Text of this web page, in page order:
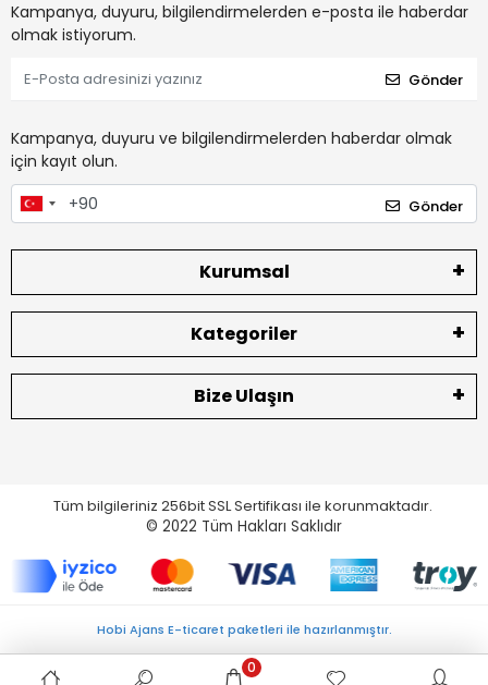
Kampanya, duyuru, bilgilendirmelerden e-posta ile haberdar
olmak istiyorum.
Gönder
Kampanya, duyuru ve bilgilendirmelerden haberdar olmak
için kayıt olun.
Gönder
Kurumsal
Kategoriler
Bize Ulaşın
Tüm bilgileriniz 256bit SSL Sertifikası ile korunmaktadır.
© 2022 Tüm Hakları Saklıdır
0
Hobi Ajans E-ticaret paketleri ile hazırlanmıştır.